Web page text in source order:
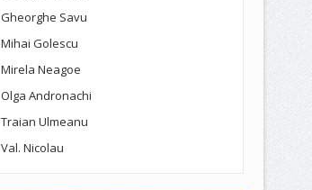
Gheorghe Savu
Mihai Golescu
Mirela Neagoe
Olga Andronachi
Traian Ulmeanu
Val. Nicolau